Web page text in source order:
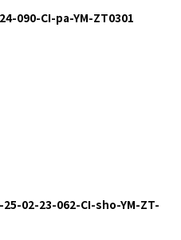
090-CI-pa-YM-ZT0301
25-02-23-062-CI-sho-YM-ZT-